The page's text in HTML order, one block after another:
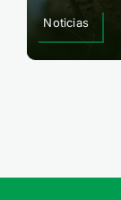
Noticias